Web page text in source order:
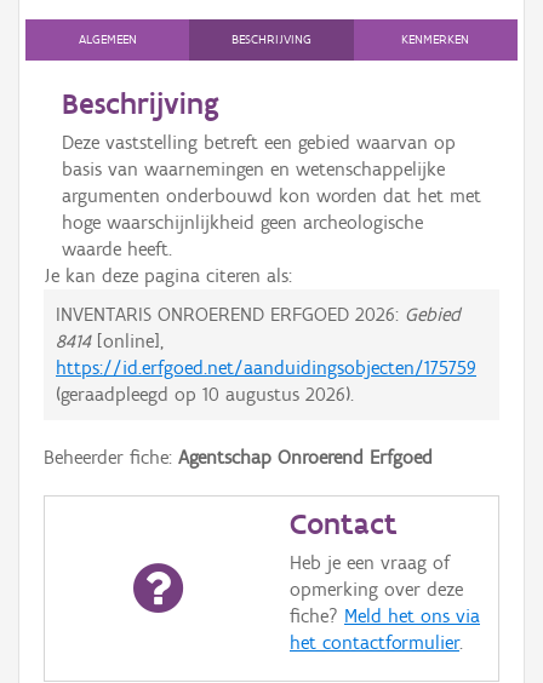
ALGEMEEN BESCHRIJVING KENMERKEN
Beschrijving
Deze vaststelling betreft een gebied waarvan op
basis van waarnemingen en wetenschappelijke
argumenten onderbouwd kon worden dat het met
hoge waarschijnlijkheid geen archeologische
waarde heeft.
Je kan deze pagina citeren als:
INVENTARIS ONROEREND ERFGOED 2026: Gebied
8414[online],
https://id.erfgoed.net/aanduidingsobjecten/175759
(geraadpleegd op 10 augustus 2026).
Beheerder fiche: Agentschap Onroerend Erfgoed
Contact
Heb je een vraag of
opmerking over deze
fiche? Meld het ons via
het contactformulier.